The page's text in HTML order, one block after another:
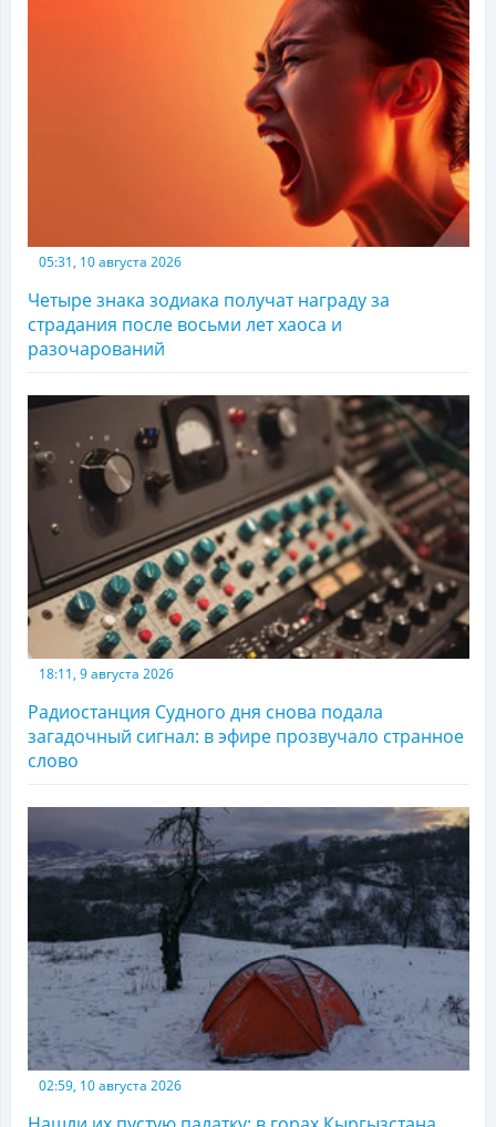
05:31, 10 августа 2026
Четыре знака зодиака получат награду за
страдания после восьми лет хаоса и
разочарований
18:11, 9 августа 2026
Радиостанция Судного дня снова подала
загадочный сигнал: в эфире прозвучало странное
слово
02:59, 10 августа 2026